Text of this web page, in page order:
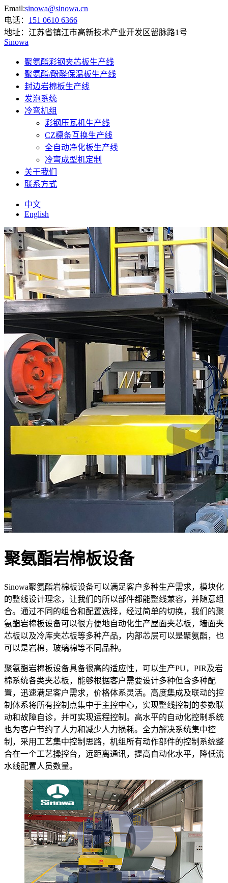
Email:sinowa@sinowa.cn
电话： 151 0610 6366
地址： 江苏省镇江市高新技术产业开发区留脉路1号
Sinowa
聚氨酯彩钢夹芯板生产线
聚氨酯/酚醛保温板生产线
封边岩棉板生产线
发泡系统
冷弯机组
彩钢压瓦机生产线
CZ檩条互换生产线
全自动净化板生产线
冷弯成型机定制
关于我们
联系方式
中文
English
聚氨酯岩棉板设备
Sinowa聚氨酯岩棉板设备可以满足客户多种生产需求，模块化
的整线设计理念，让我们的所以部件都能整线兼容，并随意组
合。通过不同的组合和配置选择，经过简单的切换，我们的聚
氨酯岩棉板设备可以很方便地自动化生产屋面夹芯板，墙面夹
芯板以及冷库夹芯板等多种产品，内部芯层可以是聚氨酯，也
可以是岩棉，玻璃棉等不同品种。
聚氨酯岩棉板设备具备很高的适应性，可以生产PU，PIR及岩
棉系统各类夹芯板，能够根据客户需要设计多种但含多种配
置，迅速满足客户需求，价格体系灵活。高度集成及联动的控
制体系将所有控制点集中于主控中心，实现整线控制的参数联
动和故障自诊，并可实现运程控制。高水平的自动化控制系统
也为客户节约了人力和减少人力损耗。全力解决系统集中控
制，采用工艺集中控制思路，机组所有动作部件的控制系统整
合在一个工艺操控台，远距离通讯，提高自动化水平，降低流
水线配置人员数量。